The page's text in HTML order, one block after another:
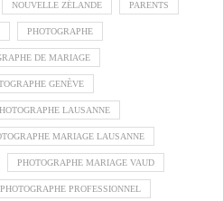
NOUVELLE ZÉLANDE PARENTS
PHOTOGRAPHE
DE MARIAGE
GENÈVE
LAUSANNE
MARIAGE LAUSANNE
PHOTOGRAPHE MARIAGE VAUD
PHOTOGRAPHE PROFESSIONNEL